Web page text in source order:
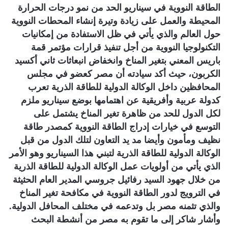
الطاقة النووية في سيناريو الحد من نمو درجات الحرارة
المحيطة والعمل على زيادة وتيرة إنشاء المحطات النووية
حول العالم والذي يأتي في ظل الاستفادة من إمكانيات
التكنولوجيا النووية من أجل تنفيذ قرارات مؤتمر قمة
باريس المعني بتغير المناخ وانخفاض انبعاثات ثاني أكسيد
الكربون، حيث أكد سيادته أن مصر كعضو في مجلس
المحافظين داخل الوكالة الدولية للطاقة الذرية تعرب
كدولة عربية وأفريقية عن اهتمامها بوضع سيناريو ملزم
لكل الدول للحد من ظاهرة تغير المناخ يشتمل على
التوسع في خيارات إدراج الطاقة النووية كمصدر طاقة
نظيف ومأمون وأيضا مد يد التعاون لتلك الدول من قبل
الوكالة الدولية للطاقة الذرية لتبني هذا السيناريو وهو الأمر
الذي يأتي من أولويات عمل الوكالة الدولية للطاقة الذرية
من خلال جهود السيد رفائيل جروسي المدير العام الحثيثة
في الترويج لدور الطاقة النووية في مكافحة تغير المناخ
والذي تثمنه مصر بل وتدعمه في مختلف المحافل الدولية.
وأشار شاكر إلى ما تقوم به مصر من أنشطة البحث